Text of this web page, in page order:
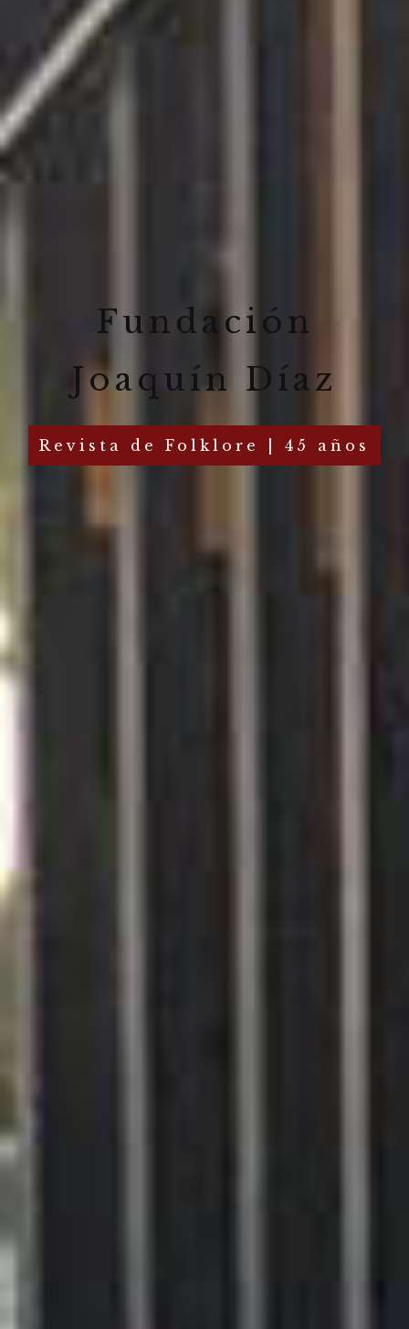
Fundación
Joaquín Díaz
Revista de Folklore | 45 años